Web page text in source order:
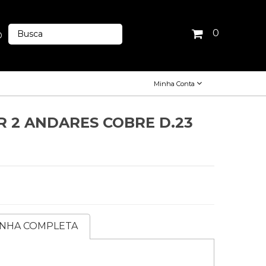
0
Minha Conta
2 ANDARES COBRE D.23
COMPLETA